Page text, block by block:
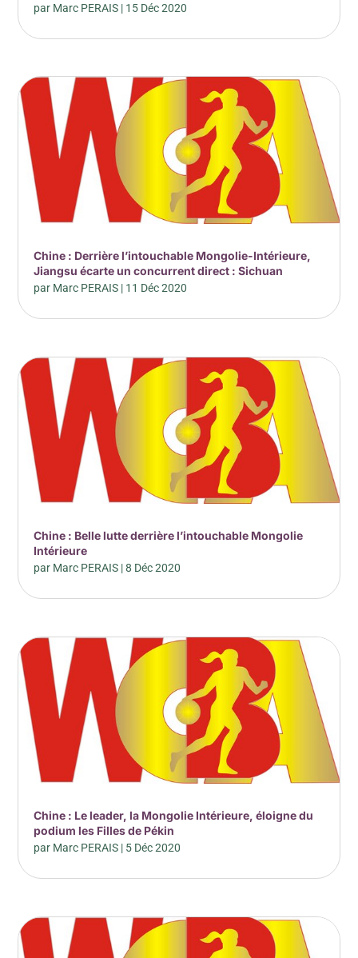
par Marc PERAIS | 15 Déc 2020
Chine : Derrière l’intouchable Mongolie-Intérieure,
Jiangsu écarte un concurrent direct : Sichuan
par Marc PERAIS | 11 Déc 2020
Chine : Belle lutte derrière l’intouchable Mongolie
Intérieure
par Marc PERAIS |8 Déc 2020
Chine : Le leader, la Mongolie Intérieure, éloigne du
podium les Filles de Pékin
par Marc PERAIS | 5 Déc 2020